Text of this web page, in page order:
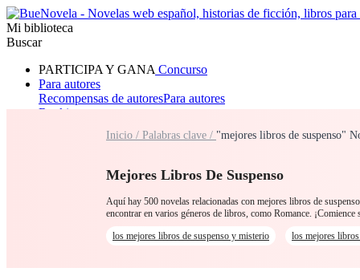
Mi biblioteca
Buscar
PARTICIPA Y GANA Concurso
Para autores
Recompensas de autoresPara autores
Ranking
RomanceHombre loboMafiaSistema Fantasía
Inicio / Palabras clave / "mejores libros de suspenso"
Mejores Libros De Suspenso
Aquí hay 500 novelas relacionadas con mejores libros de
encontrar en varios géneros de libros, como Romance.
los mejores libros de suspenso y misterio
los mejores